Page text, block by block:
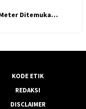
Meter Ditemuka…
KODE ETIK
REDAKSI
DISCLAIMER